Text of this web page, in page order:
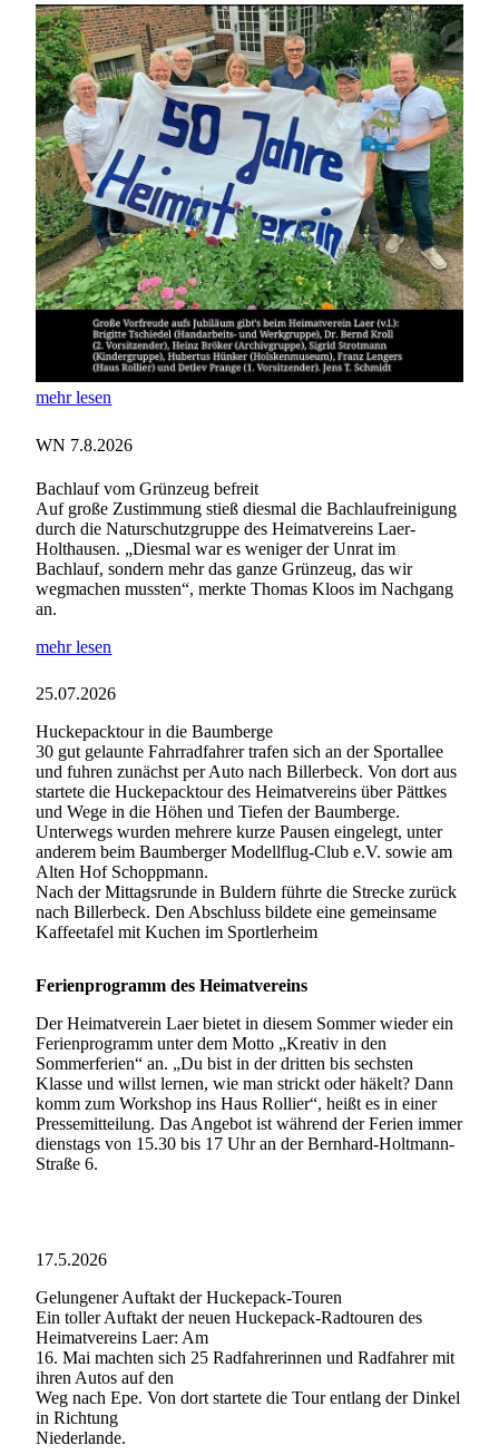
mehr lesen
WN 7.8.2026
Bachlauf vom Grünzeug befreit
Auf große Zustimmung stieß diesmal die Bachlaufreinigung
durch die Naturschutzgruppe des Heimatvereins Laer-
Holthausen. „Diesmal war es weniger der Unrat im
Bachlauf, sondern mehr das ganze Grünzeug, das wir
wegmachen mussten“, merkte Thomas Kloos im Nachgang
an.
mehr lesen
25.07.2026
Huckepacktour in die Baumberge
30 gut gelaunte Fahrradfahrer trafen sich an der Sportallee
und fuhren zunächst per Auto nach Billerbeck. Von dort aus
startete die Huckepacktour des Heimatvereins über Pättkes
und Wege in die Höhen und Tiefen der Baumberge.
Unterwegs wurden mehrere kurze Pausen eingelegt, unter
anderem beim Baumberger Modellflug-Club e.V. sowie am
Alten Hof Schoppmann.
Nach der Mittagsrunde in Buldern führte die Strecke zurück
nach Billerbeck. Den Abschluss bildete eine gemeinsame
Kaffeetafel mit Kuchen im Sportlerheim
Ferienprogramm des Heimatvereins
Der Heimatverein Laer bietet in diesem Sommer wieder ein
Ferienprogramm unter dem Motto „Kreativ in den
Sommerferien“ an. „Du bist in der dritten bis sechsten
Klasse und willst lernen, wie man strickt oder häkelt? Dann
komm zum Workshop ins Haus Rollier“, heißt es in einer
Pressemitteilung. Das Angebot ist während der Ferien immer
dienstags von 15.30 bis 17 Uhr an der Bernhard-Holtmann-
Straße 6.
17.5.2026
Gelungener Auftakt der Huckepack-Touren
Ein toller Auftakt der neuen Huckepack-Radtouren des
Heimatvereins Laer: Am
16. Mai machten sich 25 Radfahrerinnen und Radfahrer mit
ihren Autos auf den
Weg nach Epe. Von dort startete die Tour entlang der Dinkel
in Richtung
Niederlande.